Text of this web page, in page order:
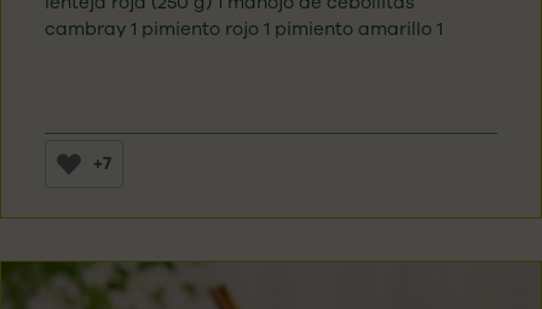
cambray 1 pimiento rojo 1 pimiento amarillo 1
+7